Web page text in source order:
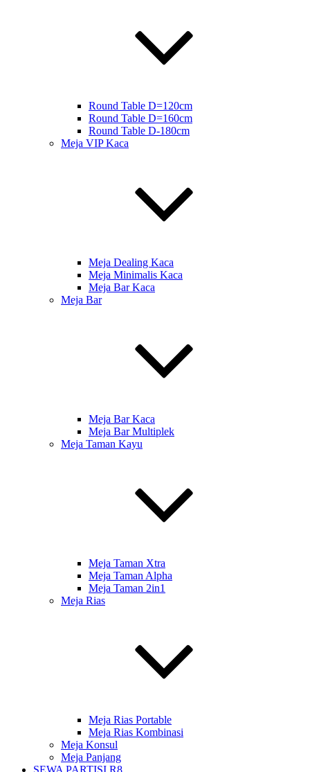
Round Table D=120cm
Round Table D=160cm
Round Table D-180cm
Meja VIP Kaca
Meja Dealing Kaca
Meja Minimalis Kaca
Meja Bar Kaca
Meja Bar
Meja Bar Kaca
Meja Bar Multiplek
Meja Taman Kayu
Meja Taman Xtra
Meja Taman Alpha
Meja Taman 2in1
Meja Rias
Meja Rias Portable
Meja Rias Kombinasi
Meja Konsul
Meja Panjang
SEWA PARTISI R8